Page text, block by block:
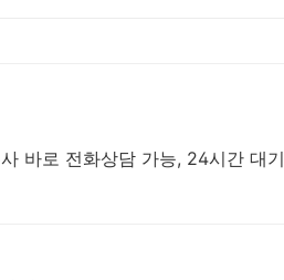
바로 전화상담 가능, 24시간 대기